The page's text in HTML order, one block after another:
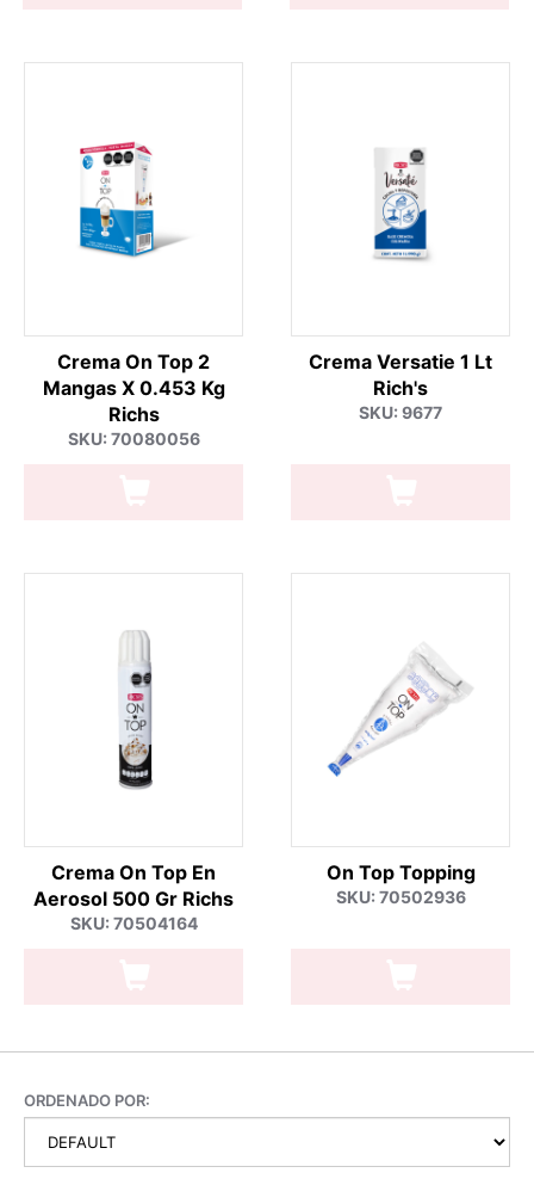
Crema On Top 2
Mangas X 0.453 Kg
Richs
SKU: 70080056
Crema Versatie 1 Lt
Rich's
SKU: 9677
Crema On Top En
Aerosol 500 Gr Richs
SKU: 70504164
On Top Topping
SKU: 70502936
ORDENADO POR: